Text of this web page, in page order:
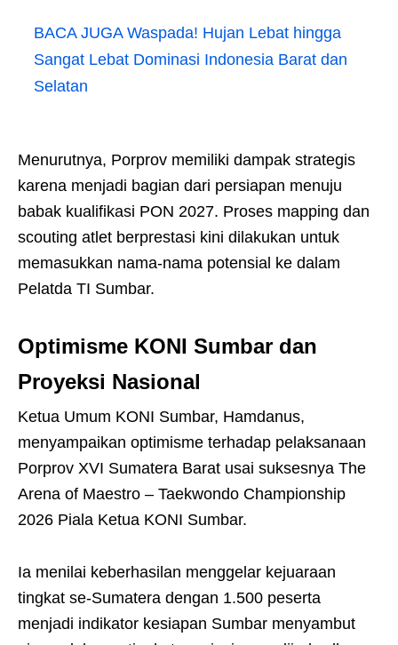
BACA JUGA Waspada! Hujan Lebat hingga
Sangat Lebat Dominasi Indonesia Barat dan
Selatan
Menurutnya, Porprov memiliki dampak strategis
karena menjadi bagian dari persiapan menuju
babak kualifikasi PON 2027. Proses mapping dan
scouting atlet berprestasi kini dilakukan untuk
memasukkan nama-nama potensial ke dalam
Pelatda TI Sumbar.
Optimisme KONI Sumbar dan
Proyeksi Nasional
Ketua Umum KONI Sumbar, Hamdanus,
menyampaikan optimisme terhadap pelaksanaan
Porprov XVI Sumatera Barat usai suksesnya The
Arena of Maestro – Taekwondo Championship
2026 Piala Ketua KONI Sumbar.
Ia menilai keberhasilan menggelar kejuaraan
tingkat se-Sumatera dengan 1.500 peserta
menjadi indikator kesiapan Sumbar menyambut